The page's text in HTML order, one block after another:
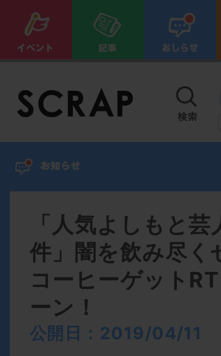
「人気よしもと
件」闇を飲み尽
コーヒーゲット
ーン！
公開日：2019/04/11